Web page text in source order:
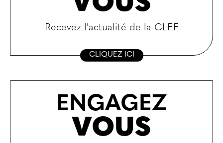
Recevez l'actualité de la CLEF
CLIQUEZ ICI
ENGAGEZ
VOUS